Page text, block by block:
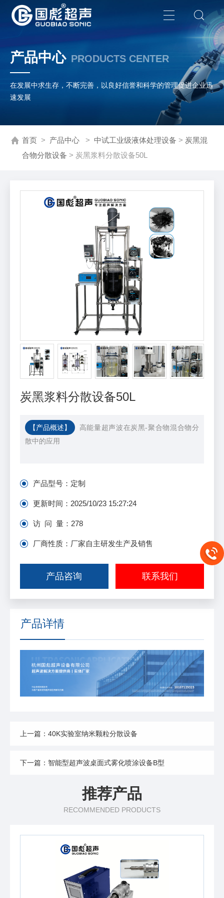
产品中心 PRODUCTS CENTER
在发展中求生存，不断完善，以良好信誉和科学的管理促进企业迅
速发展
首页 > 产品中心 > 中试工业级液体处理设备 > 炭黑混
合物分散设备 > 炭黑浆料分散设备50L
炭黑浆料分散设备50L
【产品概述】
高能量超声波在炭黑-聚合物混合物分
散中的应用
产品型号： 定制
更新时间： 2025/10/23 15:27:24
访 问 量： 278
厂商性质：厂家自主研发生产及销售
产品咨询 联系我们
产品详情
上一篇：40K实验室纳米颗粒分散设备
下一篇：智能型超声波桌面式雾化喷涂设备B型
推荐产品
RECOMMENDED PRODUCTS